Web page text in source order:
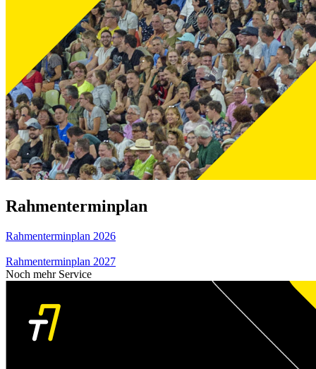
Rahmenterminplan
Rahmenterminplan 2026
Rahmenterminplan 2027
Noch mehr Service